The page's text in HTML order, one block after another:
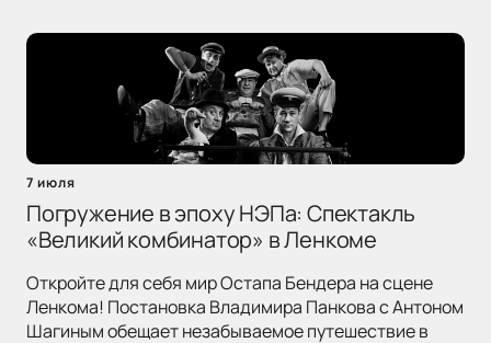
7 июля
Погружение в эпоху НЭПа: Спектакль
«Великий комбинатор» в Ленкоме
Откройте для себя мир Остапа Бендера на сцене
Ленкома! Постановка Владимира Панкова с Антоном
Шагиным обещает незабываемое путешествие в